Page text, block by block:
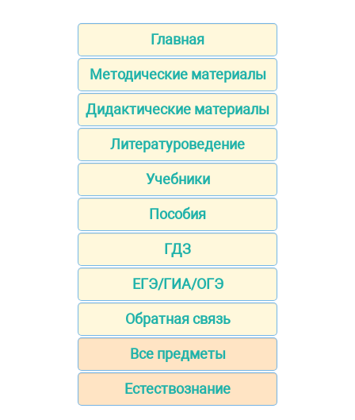
Главная
Методические материалы
Дидактические материалы
Литературоведение
Учебники
Пособия
ГДЗ
ЕГЭ/ГИА/ОГЭ
Обратная связь
Все предметы
Естествознание